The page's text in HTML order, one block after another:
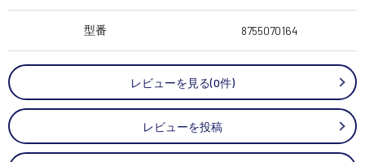
型番 8755070164
レビューを見る(0件)
レビューを投稿